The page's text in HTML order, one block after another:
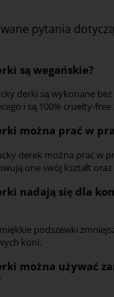
pytania
są wegańskie?
derki są wykonane
i są 100% cruelty-free.
można prać w
derek można prać w
one swój kształt
nadają się dla
podszewki
koni.
można używać